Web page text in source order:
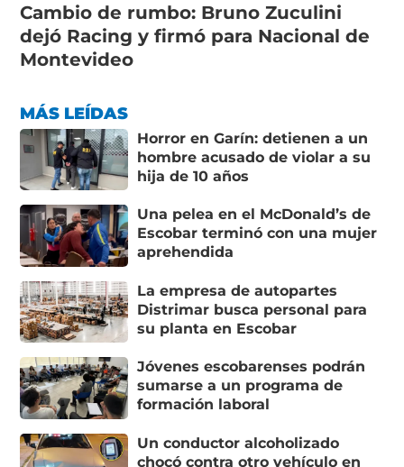
Cambio de rumbo: Bruno Zuculini
dejó Racing y firmó para Nacional de
Montevideo
MÁS LEÍDAS
Horror en Garín: detienen a un
hombre acusado de violar a su
hija de 10 años
Una pelea en el McDonald’s de
Escobar terminó con una mujer
aprehendida
La empresa de autopartes
Distrimar busca personal para
su planta en Escobar
Jóvenes escobarenses podrán
sumarse a un programa de
formación laboral
Un conductor alcoholizado
chocó contra otro vehículo en